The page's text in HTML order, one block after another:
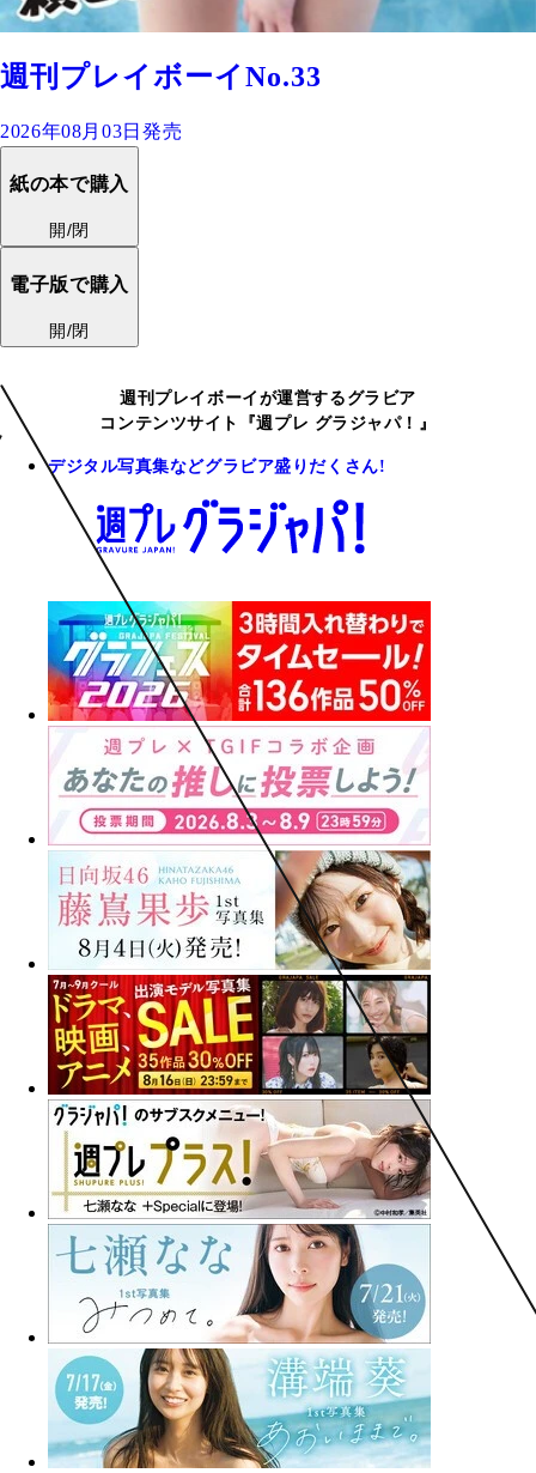
週刊プレイボーイNo.33
2026年08月03日発売
紙の本で購入
開/閉
電子版で購入
開/閉
週刊プレイボーイが運営するグラビア
コンテンツサイト『週プレ グラジャパ！』
デジタル写真集などグラビア盛りだくさん!